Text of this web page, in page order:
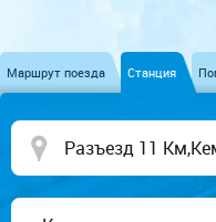
Маршрут поезда Станция